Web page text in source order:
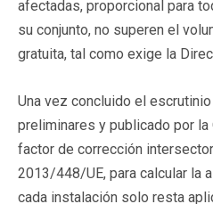
afectadas, proporcional para
su conjunto, no superen el
gratuita, tal como exige la
Una vez concluido el
preliminares y publicado por
factor de corrección
2013/448/UE, para calcular la
cada instalación solo resta